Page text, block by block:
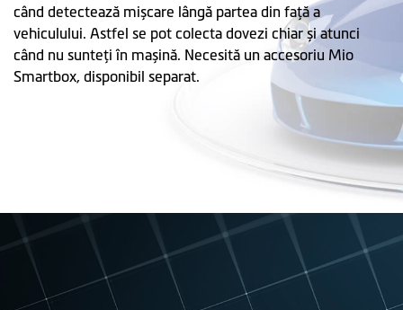
când detectează mișcare lângă partea din faţă a
vehiculului. Astfel se pot colecta dovezi chiar și atunci
când nu sunteţi în mașină. Necesită un accesoriu Mio
Smartbox, disponibil separat.